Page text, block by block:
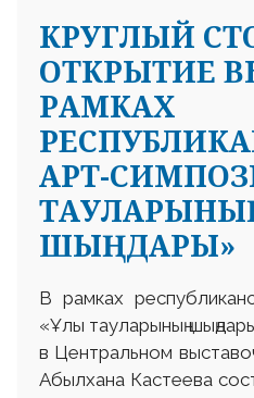
КРУГЛЫЙ
ОТКРЫТИЕ
РАМКАХ
АРТ-
ШЫҢДАРЫ»
В рамках
«Ұлы тауларының
в Центральном
Абылхана Кастеева